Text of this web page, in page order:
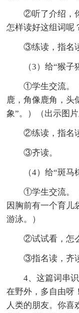
②听了介绍，
怎样读好这组词呢
③练读，指名
（3）给“猴子
①学生交流。
鹿，角像鹿角，头
象”。）（出示图
②练读，指名
③齐读。
（4）给“斑马
①学生交流。
因胸前有一个育儿
游泳。）
②试试看，怎
③指名读，齐
4、这篇词串
在野外，多自由呀
人类的朋友。你喜